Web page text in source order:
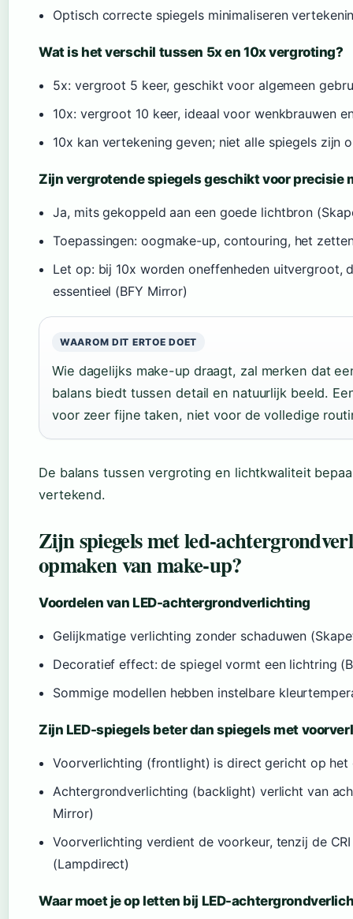
Optisch correcte spiegels minimaliseren
Wat is het verschil tussen 5x en 10x vergroting?
5x: vergroot 5 keer, geschikt voor algemeen
10x: vergroot 10 keer, ideaal voor wenkbrauwen
10x kan vertekening geven; niet alle spiegels zijn
Zijn vergrotende spiegels geschikt voor precisie
Ja, mits gekoppeld aan een goede lichtbron
Toepassingen: oogmake-up, contouring, het
Let op: bij 10x worden oneffenheden uitvergroot,
essentieel (BFY Mirror)
WAAROM DIT ERTOE DOET
Wie dagelijks make-up draagt, zal merken dat
balans biedt tussen detail en natuurlijk beeld.
voor zeer fijne taken, niet voor de volledige
De balans tussen vergroting en lichtkwaliteit
vertekend.
Zijn spiegels met led-
opmaken van make-up?
Voordelen van LED-achtergrondverlichting
Gelijkmatige verlichting zonder schaduwen
Decoratief effect: de spiegel vormt een lichtring
Sommige modellen hebben instelbare
Zijn LED-spiegels beter dan spiegels met
Voorverlichting (frontlight) is direct gericht op
Achtergrondverlichting (backlight) verlicht van
Mirror)
Voorverlichting verdient de voorkeur, tenzij de
(Lampdirect)
Waar moet je op letten bij LED-